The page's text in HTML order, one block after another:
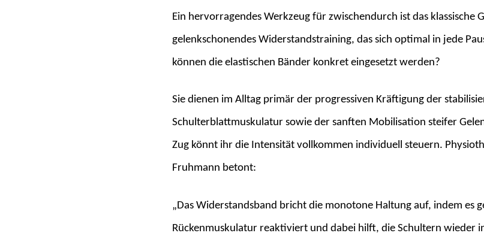
Ein hervorragendes Werkzeug für zwischendurch ist das klassische
gelenkschonendes Widerstandstraining, das sich optimal in jede
können die elastischen Bänder konkret eingesetzt werden?
Sie dienen im Alltag primär der progressiven Kräftigung der
Schulterblattmuskulatur sowie der sanften Mobilisation steifer
Zug könnt ihr die Intensität vollkommen individuell steuern.
Fruhmann betont:
„Das Widerstandsband bricht die monotone Haltung auf, indem es
Rückenmuskulatur reaktiviert und dabei hilft, die Schultern wieder